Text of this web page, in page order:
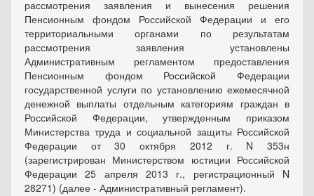
рассмотрения заявления и вынесения решения
Пенсионным фондом Российской Федерации и его
территориальными органами по результатам
рассмотрения заявления установлены
Административным регламентом предоставления
Пенсионным фондом Российской Федерации
государственной услуги по установлению ежемесячной
денежной выплаты отдельным категориям граждан в
Российской Федерации, утвержденным приказом
Министерства труда и социальной защиты Российской
Федерации от 30 октября 2012 г. N 353н
(зарегистрирован Министерством юстиции Российской
Федерации 25 апреля 2013 г., регистрационный N
28271) (далее - Административный регламент).